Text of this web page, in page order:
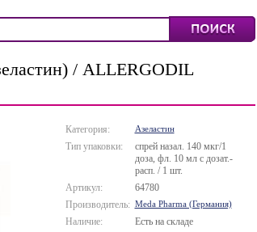
/ ALLERGODIL
Категория: Азеластин
Тип упаковки:
спрей назал. 140 мкг/1
доза, фл. 10 мл с дозат.-
расп. / 1 шт.
Артикул:
64780
Производитель: Meda Pharma (Германия)
Наличие: Есть на складе